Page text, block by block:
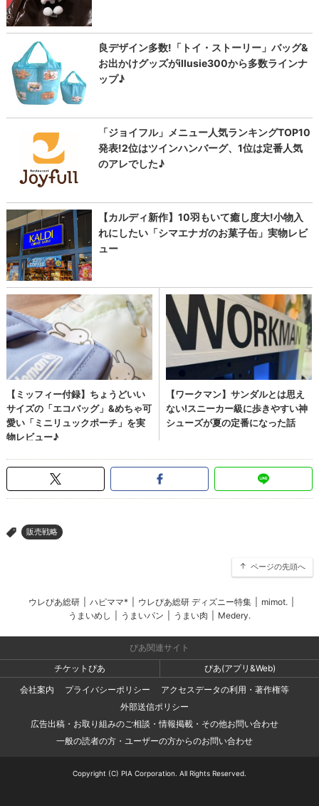
> 販売戦略
ページの先頭へ
ウレぴあ総研 ハピママ* ウレぴあ総研 ディズニー特集 mimot.
うまいめし
うまいパン うまい肉 Medery.
ぴあ関連サイト
チケットぴあ
ぴあ(アプリ&Web)
会社案内
プライバシーポリシー
アクセスデータの利用・著作権等
外部送信ポリシー
広告出稿・お取り組みのご相談・情報掲載・その他お問い合わせ
一般の読者の方・ユーザーの方からのお問い合わせ
Copyright (C) PIA Corporation. All Rights Reserved.